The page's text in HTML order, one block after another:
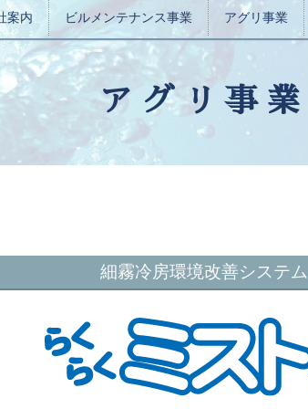
案内 ビルメンテナンス事業 アグリ事業
アグリ事業
細霧冷房環境改善システム